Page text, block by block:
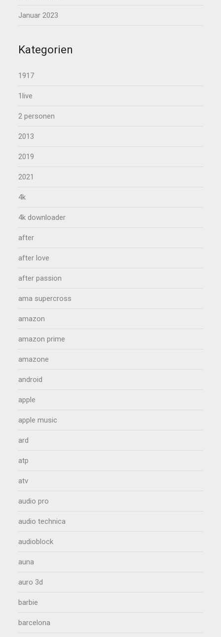
Januar 2023
Kategorien
1917
1live
2 personen
2013
2019
2021
4k
4k downloader
after
after love
after passion
ama supercross
amazon
amazon prime
amazone
android
apple
apple music
ard
atp
atv
audio pro
audio technica
audioblock
auna
auro 3d
barbie
barcelona